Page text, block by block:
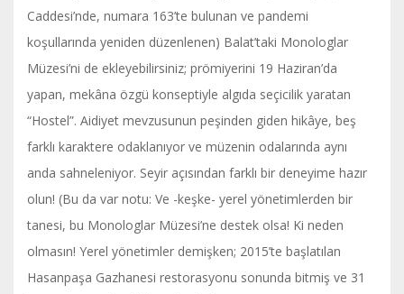
Caddesi’nde, numara 163’te bulunan ve pandemi
koşullarında yeniden düzenlenen) Balat’taki Monologlar
Müzesi’ni de ekleyebilirsiniz; prömiyerini 19 Haziran’da
yapan, mekâna özgü konseptiyle algıda seçicilik yaratan
“Hostel”. Aidiyet mevzusunun peşinden giden hikâye, beş
farklı karaktere odaklanıyor ve müzenin odalarında aynı
anda sahneleniyor. Seyir açısından farklı bir deneyime hazır
olun! (Bu da var notu: Ve -keşke- yerel yönetimlerden bir
tanesi, bu Monologlar Müzesi’ne destek olsa! Ki neden
olmasın! Yerel yönetimler demişken; 2015’te başlatılan
Hasanpaşa Gazhanesi restorasyonu sonunda bitmiş ve 31